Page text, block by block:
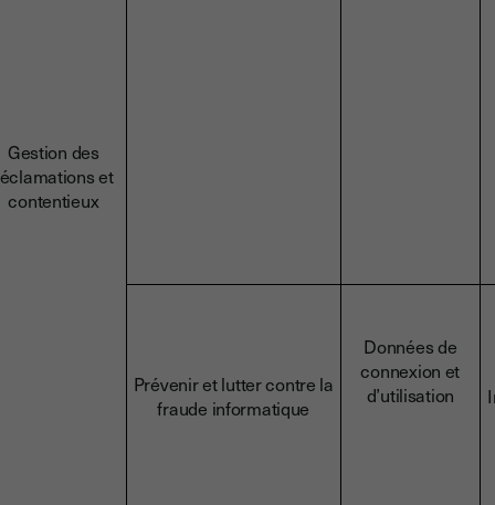
Gestion des
et
contentieux
Prévenir et lutter contre la
fraude informatique
Données de
connexion et
d’utilisation